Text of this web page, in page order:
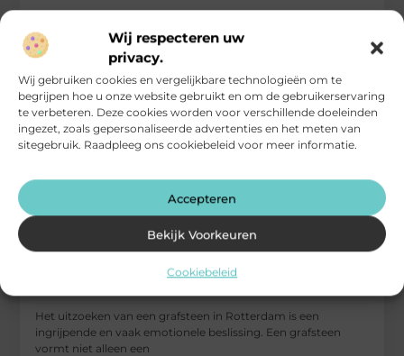
Wij respecteren uw
privacy.
Wij gebruiken cookies en vergelijkbare technologieën om te
begrijpen hoe u onze website gebruikt en om de gebruikerservaring
te verbeteren. Deze cookies worden voor verschillende doeleinden
ingezet, zoals gepersonaliseerde advertenties en het meten van
sitegebruik. Raadpleeg ons cookiebeleid voor meer informatie.
Accepteren
Bekijk Voorkeuren
Cookiebeleid
Waar moet je op letten bij het kiezen van een
grafsteen in Rotterdam?
Het uitzoeken van een grafsteen in Rotterdam is een
ingrijpende en vaak emotionele beslissing. Een grafsteen
vormt niet alleen een